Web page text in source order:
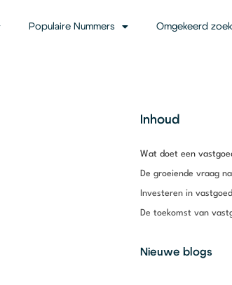
Populaire Nummers Omgekeerd
Inhoud
Wat doet een
De groeiende vraag
Investeren in
De toekomst van
Nieuwe blogs